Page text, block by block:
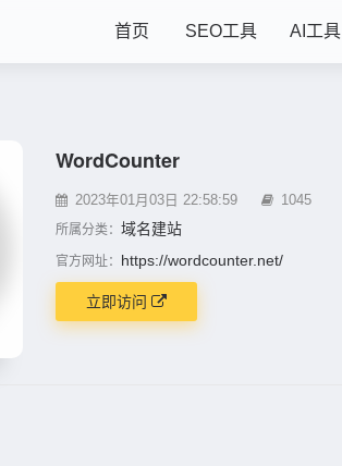
首页 SEO工具 AI工具
WordCounter
2023年01月03日 22:58:59
1045
所属分类：域名建站
官方网址： https://wordcounter.net/
立即访问